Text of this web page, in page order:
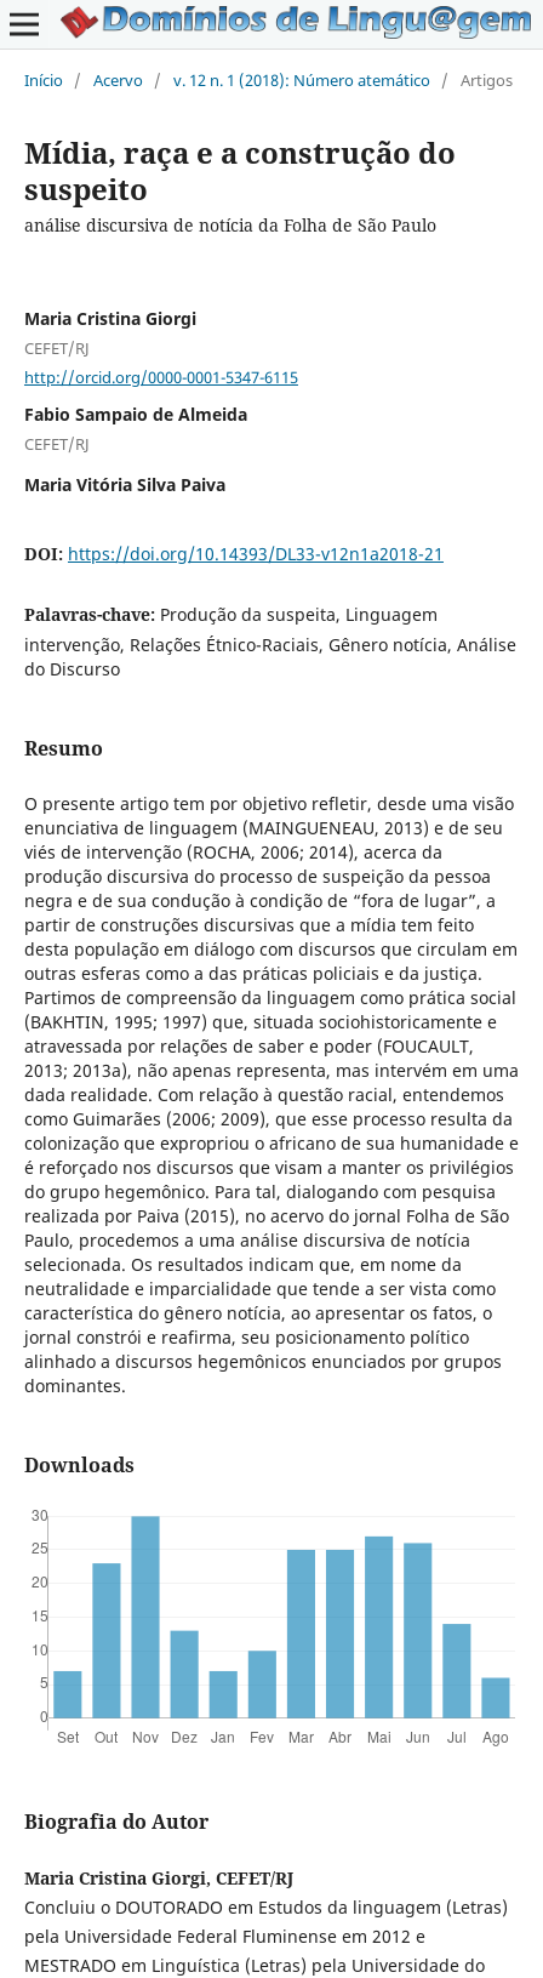
Início / Acervo / v. 12 n. 1 (2018): Número atemático / Artigos
Mídia, raça e a construção do
suspeito
análise discursiva de notícia da Folha de São Paulo
Maria Cristina Giorgi
CEFET/RJ
http://orcid.org/0000-0001-5347-6115
Fabio Sampaio de Almeida
CEFET/RJ
Maria Vitória Silva Paiva
DOI: https://doi.org/10.14393/DL33-v12n1a2018-21
Palavras-chave: Produção da suspeita, Linguagem
intervenção, Relações Étnico-Raciais, Gênero notícia, Análise
do Discurso
Resumo
O presente artigo tem por objetivo refletir, desde uma visão
enunciativa de linguagem (MAINGUENEAU, 2013) e de seu
viés de intervenção (ROCHA, 2006; 2014), acerca da
produção discursiva do processo de suspeição da pessoa
negra e de sua condução à condição de “fora de lugar”, a
partir de construções discursivas que a mídia tem feito
desta população em diálogo com discursos que circulam em
outras esferas como a das práticas policiais e da justiça.
Partimos de compreensão da linguagem como prática social
(BAKHTIN, 1995; 1997) que, situada sociohistoricamente e
atravessada por relações de saber e poder (FOUCAULT,
2013; 2013a), não apenas representa, mas intervém em uma
dada realidade. Com relação à questão racial, entendemos
como Guimarães (2006; 2009), que esse processo resulta da
colonização que expropriou o africano de sua humanidade e
é reforçado nos discursos que visam a manter os privilégios
do grupo hegemônico. Para tal, dialogando com pesquisa
realizada por Paiva (2015), no acervo do jornal Folha de São
Paulo, procedemos a uma análise discursiva de notícia
selecionada. Os resultados indicam que, em nome da
neutralidade e imparcialidade que tende a ser vista como
característica do gênero notícia, ao apresentar os fatos, o
jornal constrói e reafirma, seu posicionamento político
alinhado a discursos hegemônicos enunciados por grupos
dominantes.
Downloads
Biografia do Autor
Maria Cristina Giorgi, CEFET/RJ
Concluiu o DOUTORADO em Estudos da linguagem (Letras)
pela Universidade Federal Fluminense em 2012 e
MESTRADO em Linguística (Letras) pela Universidade do